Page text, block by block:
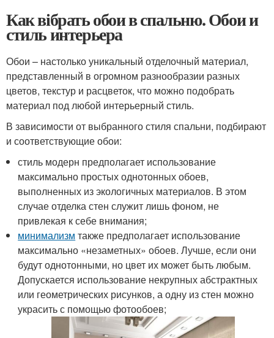
Как вібрать обои в спальню. Обои и
стиль интерьера
Обои – настолько уникальный отделочный материал,
представленный в огромном разнообразии разных
цветов, текстур и расцветок, что можно подобрать
материал под любой интерьерный стиль.
В зависимости от выбранного стиля спальни, подбирают
и соответствующие обои:
стиль модерн предполагает использование
максимально простых однотонных обоев,
выполненных из экологичных материалов. В этом
случае отделка стен служит лишь фоном, не
привлекая к себе внимания;
минимализм также предполагает использование
максимально «незаметных» обоев. Лучше, если они
будут однотонными, но цвет их может быть любым.
Допускается использование некрупных абстрактных
или геометрических рисунков, а одну из стен можно
украсить с помощью фотообоев;